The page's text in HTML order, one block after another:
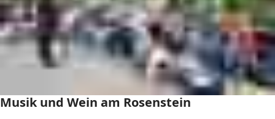
Musik und Wein am Rosenstein